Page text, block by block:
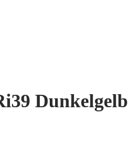
Dunkelgelb